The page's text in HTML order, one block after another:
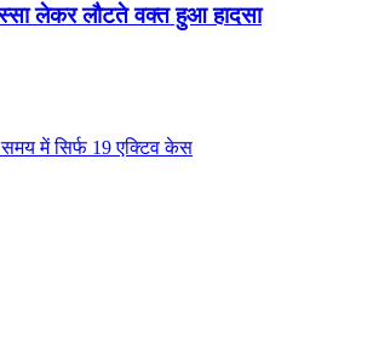
लेकर लौटते वक्त हुआ हादसा
समय में सिर्फ 19 एक्टिव केस